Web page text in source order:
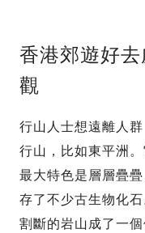
香港郊遊好
觀
行山人士想遠離人
行山，比如東平洲
最大特色是層層疊
存了不少古生物化
割斷的岩山成了一